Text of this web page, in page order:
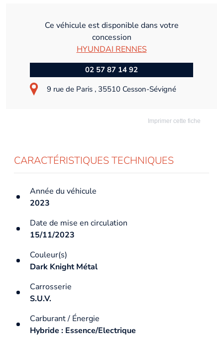
Ce véhicule est disponible dans votre
concession
HYUNDAI RENNES
02 57 87 14 92
9 rue de Paris , 35510 Cesson-Sévigné
Imprimer cette fiche
CARACTÉRISTIQUES TECHNIQUES
Année du véhicule
2023
Date de mise en circulation
15/11/2023
Couleur(s)
Dark Knight Métal
Carrosserie
S.U.V.
Carburant / Énergie
Hybride : Essence/Electrique